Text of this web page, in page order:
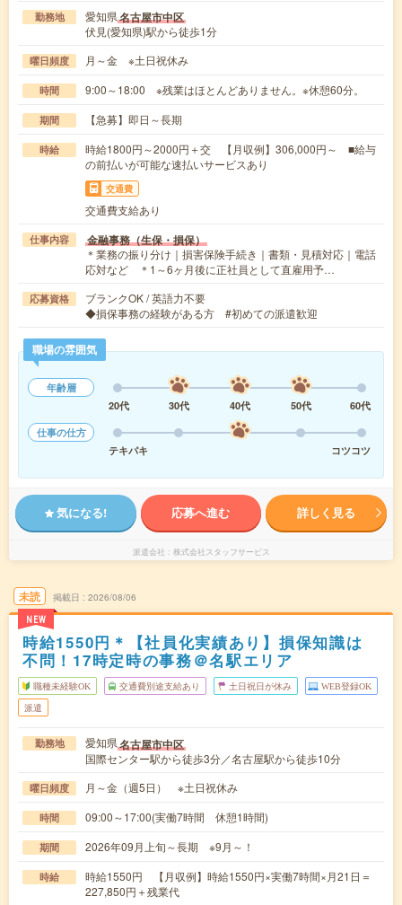
勤務地 愛知県名古屋市中区
伏見(愛知県)駅から徒歩1分
曜日頻度 月～金 ※土日祝休み
時間 9:00～18:00 ※残業はほとんどありません。※休憩60分。
期間 【急募】即日～長期
時給
時給1800円～2000円＋交 【月収例】306,000円～ ■給与
の前払いが可能な速払いサービスあり
交通費
交通費支給あり
仕事内容 金融事務（生保・損保）
＊業務の振り分け｜損害保険手続き｜書類・見積対応｜電話
応対など ＊1～6ヶ月後に正社員として直雇用予…
応募資格
ブランクOK / 英語力不要
◆損保事務の経験がある方 #初めての派遣歓迎
職場の雰囲気
年齢層
20代
30代 40代 50代
60代
仕事の仕方
テキパキ
コツコツ
気になる! 応募へ進む 詳しく見る
派遣会社 株式会社スタッフサービス
未読
NEW
掲載日 2026/08/06
時給1550円＊【社員化実績あり】損保知識は
不問！17時定時の事務＠名駅エリア
職種未経験OK 交通費別途支給あり 土日祝日が休み WEB登録OK
派遣
勤務地 愛知県名古屋市中区
国際センター駅から徒歩3分／名古屋駅から徒歩10分
曜日頻度 月～金（週5日） ※土日祝休み
時間 09:00～17:00(実働7時間 休憩1時間)
期間 2026年09月上旬～長期 ※9月～！
時給
時給1550円 【月収例】時給1550円×実働7時間×月21日＝
227,850円＋残業代